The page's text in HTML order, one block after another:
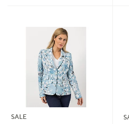
SALE